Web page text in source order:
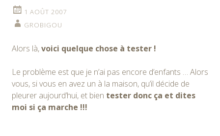
1 AOÛT 2007
GROBIGOU
Alors là,voici quelque chose à tester !
Le problème est que je n’ai pas encore d’enfants … Alors
vous, si vous en avez un à la maison, qu’il décide de
pleurer aujourd’hui, et bien tester donc ça et dites
moi si ça marche !!!